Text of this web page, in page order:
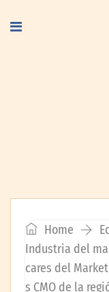
Home
Industria del
cares del
s CMO de la